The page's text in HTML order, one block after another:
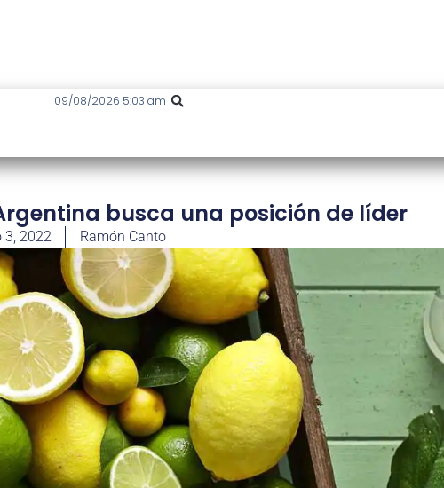
09/08/2026 5:03 am
busca una posición de líder
3, 2022 Ramón Canto